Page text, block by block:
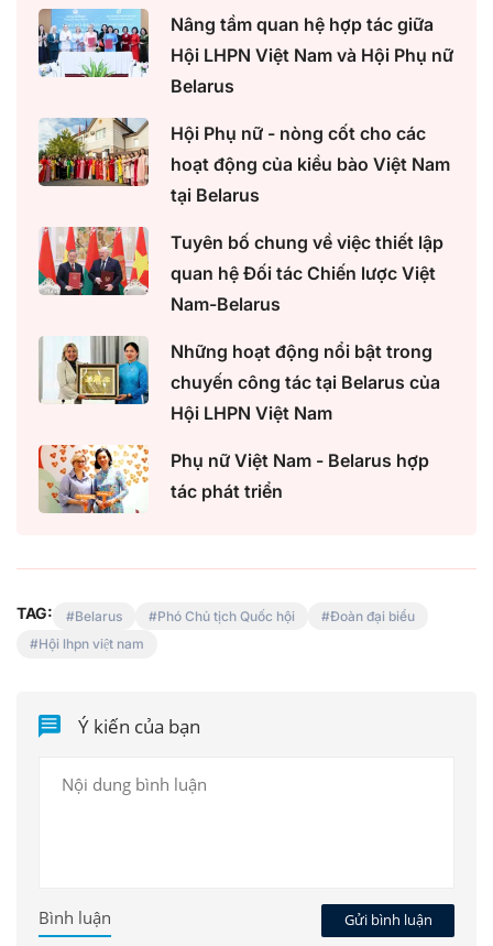
Nâng tầm quan hệ hợp tác giữa
Hội LHPN Việt Nam và Hội Phụ nữ
Belarus
Hội Phụ nữ - nòng cốt cho các
hoạt động của kiều bào Việt Nam
tại Belarus
Tuyên bố chung về việc thiết lập
quan hệ Đối tác Chiến lược Việt
Nam-Belarus
Những hoạt động nổi bật trong
chuyến công tác tại Belarus của
Hội LHPN Việt Nam
Phụ nữ Việt Nam - Belarus hợp
tác phát triển
TAG: Belarus Phó Chủ tịch Quốc hội
Đoàn đại biểu
Hội lhpn việt nam
Ý kiến của bạn
Gửi bình luận
Bình luận